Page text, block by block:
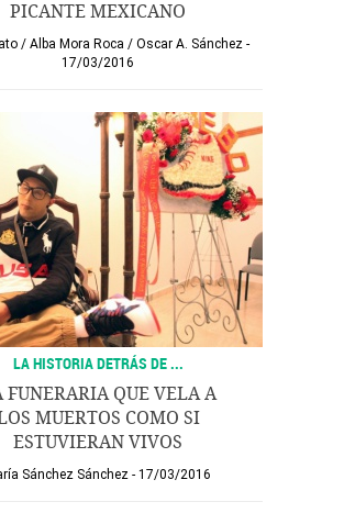
PICANTE MEXICANO
/ Alba Mora Roca / Oscar A. Sánchez
17/03/2016
LA HISTORIA DETRÁS DE ...
FUNERARIA QUE VELA A
MUERTOS COMO SI
ESTUVIERAN VIVOS
Sánchez Sánchez 17/03/2016